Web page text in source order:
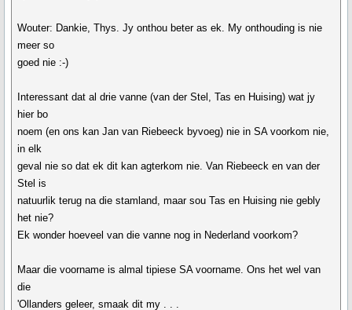
Wouter: Dankie, Thys. Jy onthou beter as ek. My onthouding is nie
meer so
goed nie :-)
Interessant dat al drie vanne (van der Stel, Tas en Huising) wat jy
hier bo
noem (en ons kan Jan van Riebeeck byvoeg) nie in SA voorkom nie,
in elk
geval nie so dat ek dit kan agterkom nie. Van Riebeeck en van der
Stel is
natuurlik terug na die stamland, maar sou Tas en Huising nie gebly
het nie?
Ek wonder hoeveel van die vanne nog in Nederland voorkom?
Maar die voorname is almal tipiese SA voorname. Ons het wel van
die
'Ollanders geleer, smaak dit my . . .